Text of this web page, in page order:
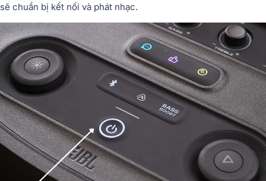
sẽ chuẩn bị kết nối và phát nhạc.